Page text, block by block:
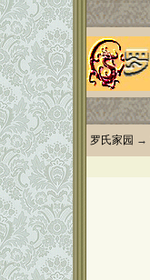
罗氏家园 →